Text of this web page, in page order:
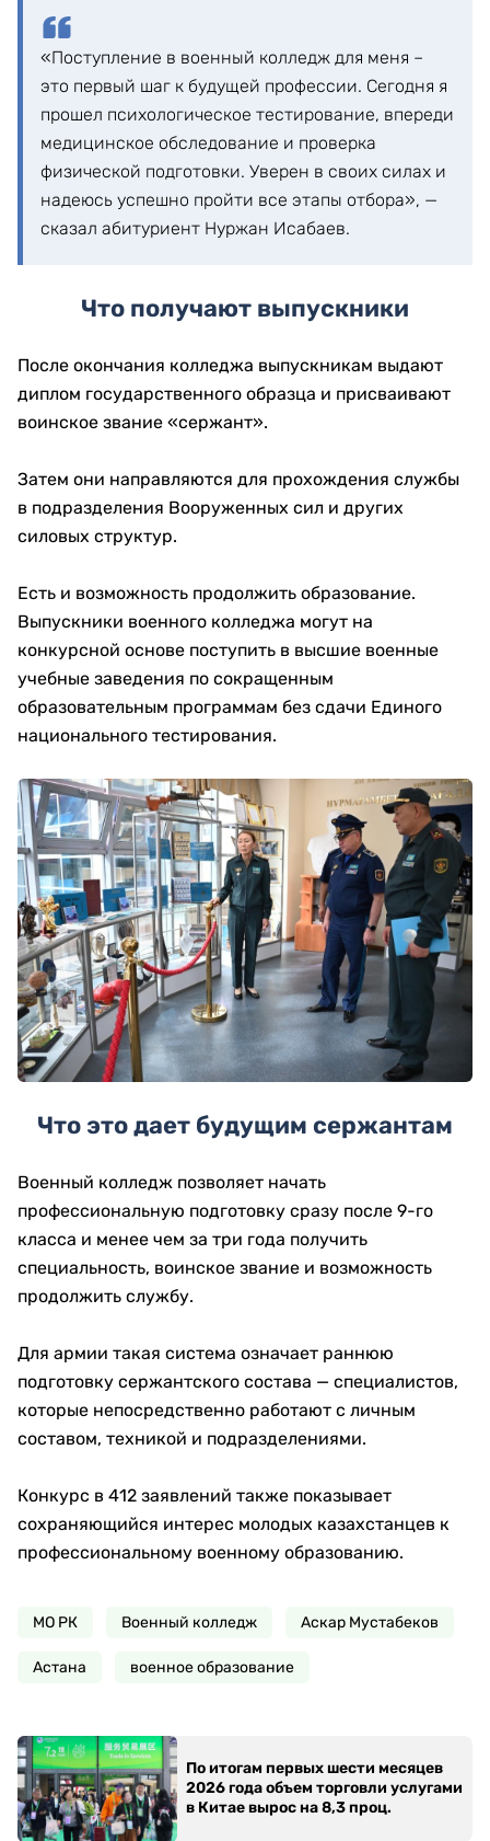
«Поступление в военный колледж для меня –
это первый шаг к будущей профессии. Сегодня я
прошел психологическое тестирование, впереди
медицинское обследование и проверка
физической подготовки. Уверен в своих силах и
надеюсь успешно пройти все этапы отбора», —
сказал абитуриент Нуржан Исабаев.
Что получают выпускники
После окончания колледжа выпускникам выдают
диплом государственного образца и присваивают
воинское звание «сержант».
Затем они направляются для прохождения службы
в подразделения Вооруженных сил и других
силовых структур.
Есть и возможность продолжить образование.
Выпускники военного колледжа могут на
конкурсной основе поступить в высшие военные
учебные заведения по сокращенным
образовательным программам без сдачи Единого
национального тестирования.
Что это дает будущим сержантам
Военный колледж позволяет начать
профессиональную подготовку сразу после 9-го
класса и менее чем за три года получить
специальность, воинское звание и возможность
продолжить службу.
Для армии такая система означает раннюю
подготовку сержантского состава — специалистов,
которые непосредственно работают с личным
составом, техникой и подразделениями.
Конкурс в 412 заявлений также показывает
сохраняющийся интерес молодых казахстанцев к
профессиональному военному образованию.
МО РК Военный колледж Аскар Мустабеков
Астана военное образование
По итогам первых шести месяцев
2026 года объем торговли услугами
в Китае вырос на 8,3 проц.